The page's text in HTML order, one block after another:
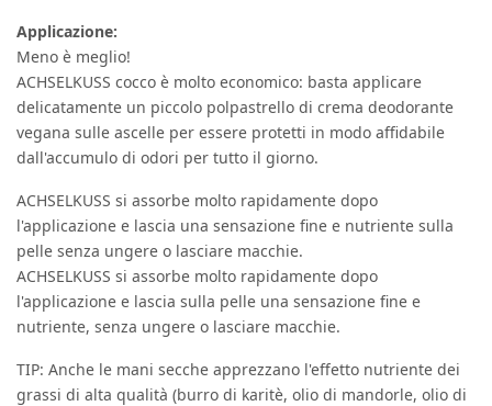
Applicazione:
Meno è meglio!
ACHSELKUSS cocco è molto economico: basta applicare
delicatamente un piccolo polpastrello di crema deodorante
vegana sulle ascelle per essere protetti in modo affidabile
dall'accumulo di odori per tutto il giorno.
ACHSELKUSS si assorbe molto rapidamente dopo
l'applicazione e lascia una sensazione fine e nutriente sulla
pelle senza ungere o lasciare macchie.
ACHSELKUSS si assorbe molto rapidamente dopo
l'applicazione e lascia sulla pelle una sensazione fine e
nutriente, senza ungere o lasciare macchie.
TIP: Anche le mani secche apprezzano l'effetto nutriente dei
grassi di alta qualità (burro di karitè, olio di mandorle, olio di